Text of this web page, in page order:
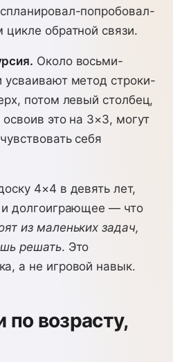
попробовал-
цикле обратной связи.
Около восьми-
усваивают метод строки-
потом левый столбец,
это на 3×3, могут
себя
4×4 в девять лет,
и долгоиграющее — что
из маленьких задач,
решать. Это
а не игровой навык.
по возрасту,